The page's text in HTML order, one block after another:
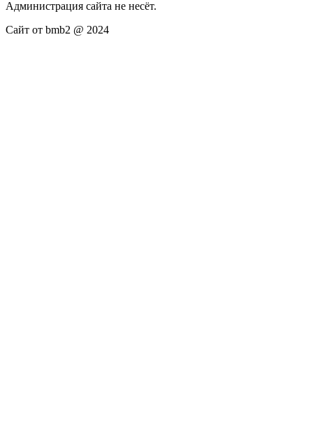
Администрация сайта не несёт.
Сайт от bmb2 @ 2024